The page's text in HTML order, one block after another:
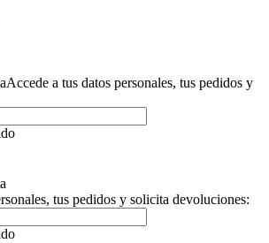
Accede a tus datos personales, tus pedidos y
tus pedidos y solicita devoluciones: